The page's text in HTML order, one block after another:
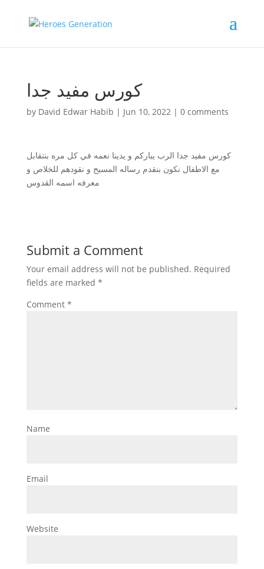
كورس مفيد جدا
by David Edwar Habib | Jun 10, 2022| 0 comments
كورس مفيد جدا الرب يباركم و يدينا نعمه في كل مره بنتقابل
مع الاطفال نكون بنقدم رساله المسيح و نقودهم للخلاص و
معرفه اسمه القدوس
Submit a Comment
Your email address will not be published. Required
fields are marked *
Comment *
Name
Email
Website